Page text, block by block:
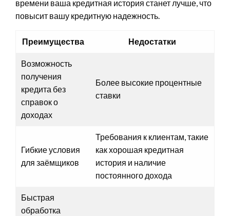
времени ваша кредитная история станет лучше, что
повысит вашу кредитную надежность.
Преимущества Недостатки
Возможность
получения
кредита без
справок о
доходах
Более высокие процентные
ставки
Гибкие условия
для заёмщиков
Требования к клиентам, такие
как хорошая кредитная
история и наличие
постоянного дохода
Быстрая
обработка